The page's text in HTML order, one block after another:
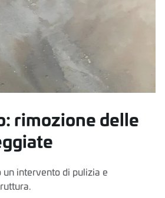
rimozione delle
un intervento di pulizia e